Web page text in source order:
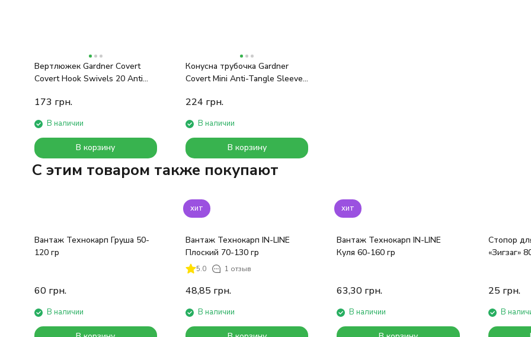
Вертлюжек Gardner Covert
Covert Hook Swivels 20 Anti
173 грн.
В наличии
В корзину
Конусна трубочка Gardner
Covert Mini Anti-Tangle Sleeves
224 грн.
В наличии
В корзину
C этим товаром также покупают
Вантаж Технокарп Груша 50-
120 гр
60 грн.
В наличии
хит
Вантаж Технокарп IN-LINE
Плоский 70-130 гр
5.0 1 отзыв
48,85 грн.
В наличии
хит
Вантаж Технокарп IN-LINE
Куля 60-160 гр
63,30 грн.
В наличии
Стопор
«Зигзаг»
25 грн.
В